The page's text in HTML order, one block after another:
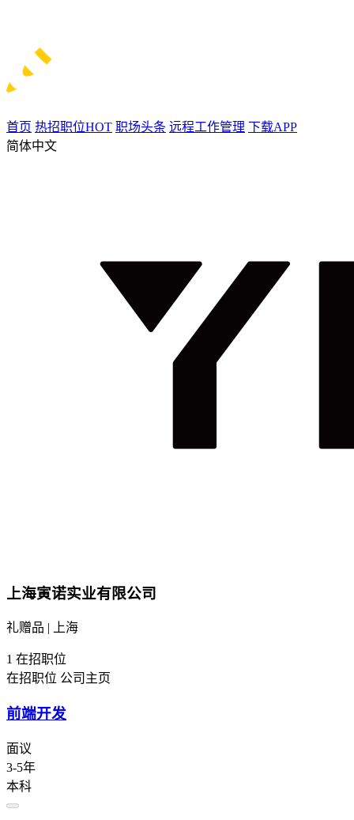
首页 热招职位HOT 职场头条 远程工作管理 下载APP
简体中文
上海寅诺实业有限公司
礼赠品 | 上海
1 在招职位
在招职位 公司主页
前端开发
面议
3-5年
本科